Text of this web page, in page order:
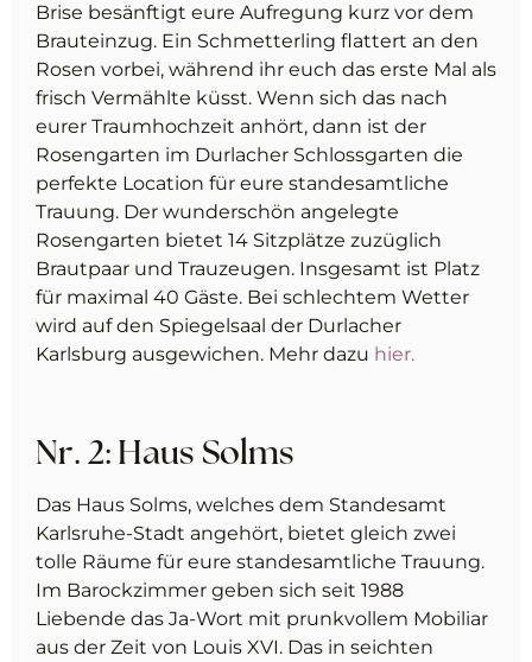
Brise besänftigt eure Aufregung kurz vor dem
Brauteinzug. Ein Schmetterling flattert an den
Rosen vorbei, während ihr euch das erste Mal als
frisch Vermählte küsst. Wenn sich das nach
eurer Traumhochzeit anhört, dann ist der
Rosengarten im Durlacher Schlossgarten die
perfekte Location für eure standesamtliche
Trauung. Der wunderschön angelegte
Rosengarten bietet 14 Sitzplätze zuzüglich
Brautpaar und Trauzeugen. Insgesamt ist Platz
für maximal 40 Gäste. Bei schlechtem Wetter
wird auf den Spiegelsaal der Durlacher
Karlsburg ausgewichen. Mehr dazu hier.
Nr. 2: Haus Solms
Das Haus Solms, welches dem Standesamt
Karlsruhe-Stadt angehört, bietet gleich zwei
tolle Räume für eure standesamtliche Trauung.
Im Barockzimmer geben sich seit 1988
Liebende das Ja-Wort mit prunkvollem Mobiliar
aus der Zeit von Louis XVI. Das in seichten